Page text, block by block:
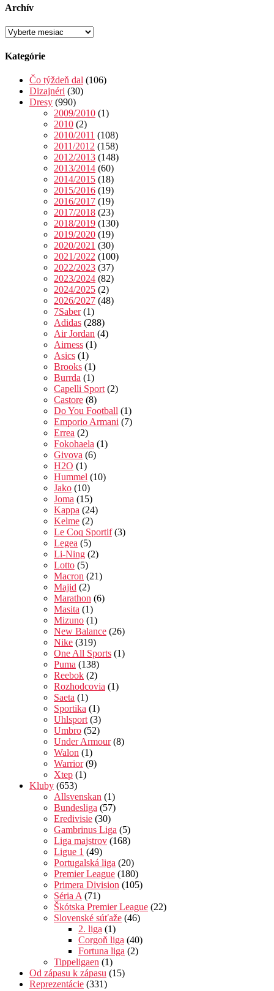
Archív
Archív
Kategórie
Čo týždeň dal (106)
Dizajnéri (30)
Dresy (990)
2009/2010 (1)
2010 (2)
2010/2011 (108)
2011/2012 (158)
2012/2013 (148)
2013/2014 (60)
2014/2015 (18)
2015/2016 (19)
2016/2017 (19)
2017/2018 (23)
2018/2019 (130)
2019/2020 (19)
2020/2021 (30)
2021/2022 (100)
2022/2023 (37)
2023/2024 (82)
2024/2025 (2)
2026/2027 (48)
7Saber(1)
Adidas (288)
Air Jordan (4)
Airness (1)
Asics (1)
Brooks (1)
Burrda (1)
Capelli Sport (2)
Castore (8)
Do You Football (1)
Emporio Armani (7)
Errea (2)
Fokohaela (1)
Givova (6)
H2O (1)
Hummel (10)
Jako (10)
Joma (15)
Kappa (24)
Kelme (2)
Le Coq Sportif(3)
Legea (5)
Li-Ning (2)
Lotto (5)
Macron (21)
Majid (2)
Marathon (6)
Masita (1)
Mizuno (1)
New Balance (26)
Nike (319)
One All Sports (1)
Puma (138)
Reebok (2)
Rozhodcovia (1)
Saeta (1)
Sportika (1)
Uhlsport (3)
Umbro (52)
Under Armour(8)
Walon (1)
Warrior(9)
Xtep (1)
Kluby (653)
Allsvenskan (1)
Bundesliga (57)
Eredivisie (30)
Gambrinus Liga (5)
Liga majstrov (168)
Ligue 1 (49)
Portugalská liga (20)
Premier League (180)
Primera Division (105)
Séria A (71)
Škótska Premier League (22)
Slovenské súťaže (46)
2. liga (1)
Corgoň liga (40)
Fortuna liga (2)
Tippeligaen (1)
Od zápasu k zápasu (15)
Reprezentácie (331)